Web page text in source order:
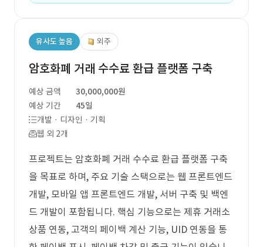
유사도 높음 외주
암호화폐 거래 수수료 환급 플랫폼 구축
예상 금액
30,000,000원
예상 기간
45일
개발 · 디자인 · 기획
웹 외 2개
프로젝트는 암호화폐 거래 수수료 환급 플랫폼 구축
을 목표로 하며, 주요 기술 스택으로는 웹 프론트엔드
개발, 모바일 앱 프론트엔드 개발, 서버 구축 및 백엔
드 개발이 포함됩니다. 핵심 기능으로는 제휴 거래소
상품 연동, 고객의 페이백 계산 기능, UID 연동을 통